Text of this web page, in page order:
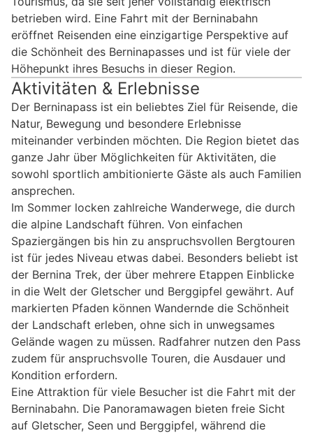
betrieben wird. Eine Fahrt mit der Berninabahn
eröffnet Reisenden eine einzigartige Perspektive auf
die Schönheit des Berninapasses und ist für viele der
Höhepunkt ihres Besuchs in dieser Region.
Aktivitäten & Erlebnisse
Der Berninapass ist ein beliebtes Ziel für Reisende, die
Natur, Bewegung und besondere Erlebnisse
miteinander verbinden möchten. Die Region bietet das
ganze Jahr über Möglichkeiten für Aktivitäten, die
sowohl sportlich ambitionierte Gäste als auch Familien
ansprechen.
Im Sommer locken zahlreiche Wanderwege, die durch
die alpine Landschaft führen. Von einfachen
Spaziergängen bis hin zu anspruchsvollen Bergtouren
ist für jedes Niveau etwas dabei. Besonders beliebt ist
der Bernina Trek, der über mehrere Etappen Einblicke
in die Welt der Gletscher und Berggipfel gewährt. Auf
markierten Pfaden können Wandernde die Schönheit
der Landschaft erleben, ohne sich in unwegsames
Gelände wagen zu müssen. Radfahrer nutzen den Pass
zudem für anspruchsvolle Touren, die Ausdauer und
Kondition erfordern.
Eine Attraktion für viele Besucher ist die Fahrt mit der
Berninabahn. Die Panoramawagen bieten freie Sicht
auf Gletscher, Seen und Berggipfel, während die